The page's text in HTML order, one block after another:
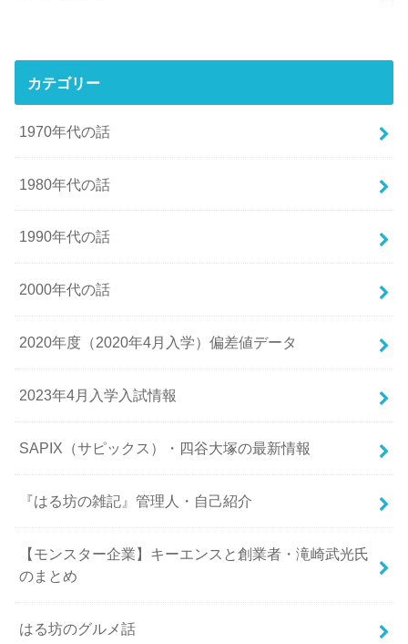
カテゴリー
1970年代の話
1980年代の話
1990年代の話
2000年代の話
2020年度（2020年4月入学）偏差値データ
2023年4月入学入試情報
SAPIX（サピックス）・四谷大塚の最新情報
『はる坊の雑記』管理人・自己紹介
【モンスター企業】キーエンスと創業者・滝崎武光氏
のまとめ
はる坊のグルメ話